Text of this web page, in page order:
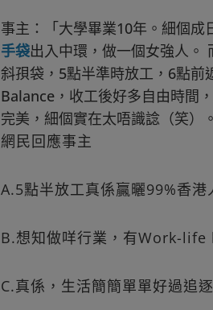
事主：「大學畢業10年。細個
手袋出入中環，做一個女強人。
斜孭袋，5點半準時放工，6點
Balance，收工後好多自由時間
完美，細個實在太唔識諗（笑）。
網民回應事主
A.5點半放工真係贏曬99%香港
B.想知做咩行業，有Work-life
C.真係，生活簡簡單單好過追